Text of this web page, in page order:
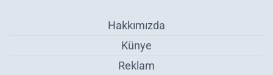
Hakkımızda
Künye
Reklam